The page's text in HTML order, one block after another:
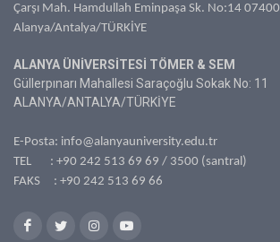
Çarşı Mah. Hamdullah Eminpaşa Sk. No:14 07400
Alanya/Antalya/TÜRKİYE
ALANYA ÜNİVERSİTESİ TÖMER & SEM
Güllerpınarı Mahallesi Saraçoğlu Sokak No: 11
ALANYA/ANTALYA/TÜRKİYE
E-Posta: info@alanyauniversity.edu.tr
TEL : +90 242 513 69 69 / 3500 (santral)
FAKS : +90 242 513 69 66